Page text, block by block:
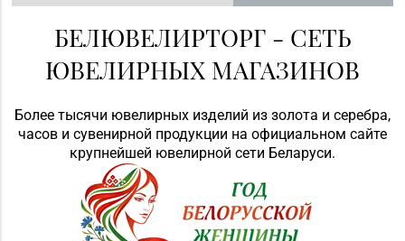
БЕЛЮВЕЛИРТОРГ - СЕТЬ
ЮВЕЛИРНЫХ МАГАЗИНОВ
Более тысячи ювелирных изделий из золота и серебра,
часов и сувенирной продукции на официальном сайте
крупнейшей ювелирной сети Беларуси.